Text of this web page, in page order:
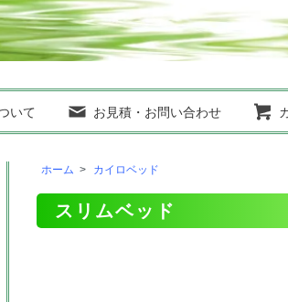
いて お見積・お問い合わせ
ホーム > カイロベッド
スリムベッド